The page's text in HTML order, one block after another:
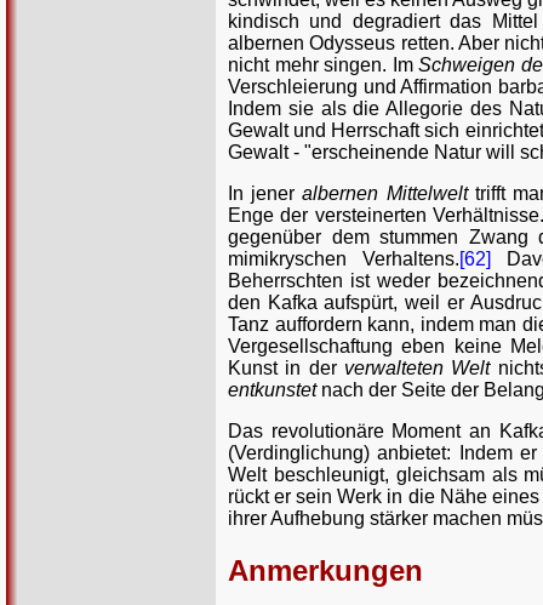
kindisch und degradiert das
albernen Odysseus retten. Aber
nicht mehr singen. ImSchweigen
Verschleierung und Affirmation
Indem sie als die Allegorie des
Gewalt und Herrschaft sich
Gewalt - "erscheinende Natur will
In jeneralbernen Mittelwelttrifft
Enge der versteinerten
gegenüber dem stummen
mimikryschen Verhaltens.[62]
Beherrschten ist weder
den Kafka aufspürt, weil er
Tanz auffordern kann, indem man
Vergesellschaftung eben keine
Kunst in der verwalteten Welt
entkunstetnach der Seite der
Das revolutionäre Moment an
(Verdinglichung) anbietet: Indem
Welt beschleunigt, gleichsam als
rückt er sein Werk in die Nähe
ihrer Aufhebung stärker machen
Anmerkungen